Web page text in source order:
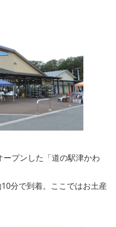
プンした「道の駅津かわ
分で到着。ここではお土産